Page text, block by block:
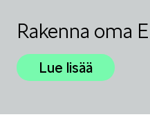
Rakenna oma
Lue lisää